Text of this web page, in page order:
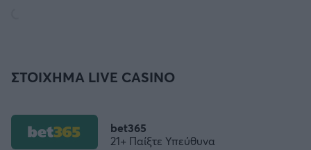
ΣΤΟΙΧΗΜΑ LIVE CASINO
bet365
21+ Παίξτε Υπεύθυνα